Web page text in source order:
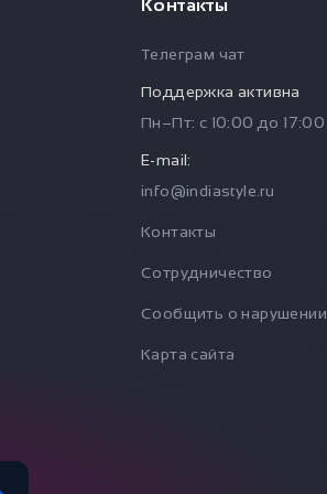
Контакты
Телеграм чат
Поддержка активна
Пн–Пт: с 10:00 до 17:00
E-mail:
info@indiastyle.ru
Контакты
Сотрудничество
Сообщить о нарушении
Карта сайта